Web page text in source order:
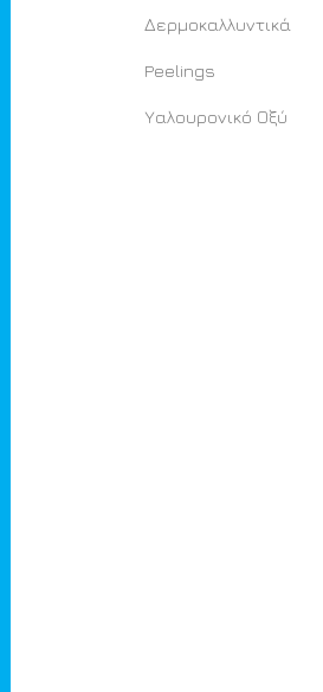
Δερμοκαλλυντικά
Peelings
Υαλουρονικό Οξύ